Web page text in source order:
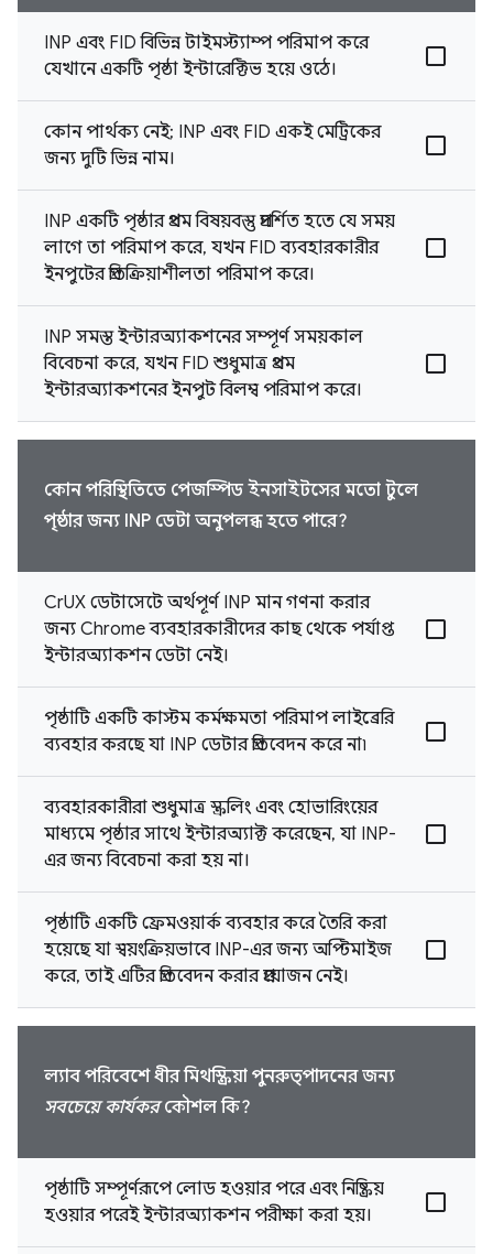
INP এবং FID বিভিন্ন টাইমস্ট্যাম্প পরিমাপ করে
যেখানে একটি পৃষ্ঠা ইন্টারেক্টিভ হয়ে ওঠে।
কোন পার্থক্য নেই; INP এবং FID একই মেট্রিকের
জন্য দুটি ভিন্ন নাম।
INP একটি পৃষ্ঠার প্রথম বিষয়বস্তু প্রদর্শিত হতে যে সময়
লাগে তা পরিমাপ করে, যখন FID ব্যবহারকারীর
ইনপুটের প্রতিক্রিয়াশীলতা পরিমাপ করে।
INP সমস্ত ইন্টারঅ্যাকশনের সম্পূর্ণ সময়কাল
বিবেচনা করে, যখন FID শুধুমাত্র প্রথম
ইন্টারঅ্যাকশনের ইনপুট বিলম্ব পরিমাপ করে।
কোন পরিস্থিতিতে পেজস্পিড ইনসাইটসের মতো টুলে
পৃষ্ঠার জন্য INP ডেটা অনুপলব্ধ হতে পারে?
CrUX ডেটাসেটে অর্থপূর্ণ INP মান গণনা করার
জন্য Chrome ব্যবহারকারীদের কাছ থেকে পর্যাপ্ত
ইন্টারঅ্যাকশন ডেটা নেই।
পৃষ্ঠাটি একটি কাস্টম কর্মক্ষমতা পরিমাপ লাইব্রেরি
ব্যবহার করছে যা INP ডেটার প্রতিবেদন করে না৷
ব্যবহারকারীরা শুধুমাত্র স্ক্রলিং এবং হোভারিংয়ের
মাধ্যমে পৃষ্ঠার সাথে ইন্টারঅ্যাক্ট করেছেন, যা INP-
এর জন্য বিবেচনা করা হয় না।
পৃষ্ঠাটি একটি ফ্রেমওয়ার্ক ব্যবহার করে তৈরি করা
হয়েছে যা স্বয়ংক্রিয়ভাবে INP-এর জন্য অপ্টিমাইজ
করে, তাই এটির প্রতিবেদন করার প্রয়োজন নেই।
ল্যাব পরিবেশে ধীর মিথস্ক্রিয়া পুনরুত্পাদনের জন্য
সবচেয়ে কার্যকরকৌশল কি?
পৃষ্ঠাটি সম্পূর্ণরূপে লোড হওয়ার পরে এবং নিষ্ক্রিয়
হওয়ার পরেই ইন্টারঅ্যাকশন পরীক্ষা করা হয়।